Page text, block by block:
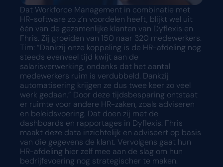
Dat Workforce Management in combinatie met
HR-software zo z’n voordelen heeft, blijkt wel uit
één van de gezamenlijke klanten van Dyflexis en
Fhris. Zij groeiden van 150 naar 320 medewerkers.
Tim: “Dankzij onze koppeling is de HR-afdeling nog
steeds evenveel tijd kwijt aan de
salarisverwerking, ondanks dat het aantal
medewerkers ruim is verdubbeld. Dankzij
automatisering krijgen ze dus twee keer zo veel
werk gedaan.” Door deze tijdsbesparing ontstaat
er ruimte voor andere HR-zaken, zoals adviseren
en beleidsvoering. Dat doen zij met de
dashboards en rapportages in Dyflexis. Fhris
maakt deze data inzichtelijk en adviseert op basis
van die gegevens de klant. Vervolgens gaat hun
HR-afdeling hier zelf mee aan de slag om hun
bedrijfsvoering nog strategischer te maken.